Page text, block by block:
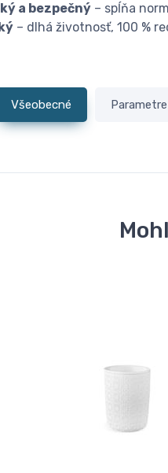
a bezpečný – spĺňa
– dlhá životnosť, 100 %
Všeobecné Parametre